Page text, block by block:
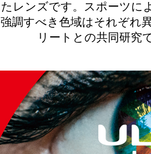
たレンズです。スポーツに
強調すべき色域はそれぞれ
リートとの共同研究